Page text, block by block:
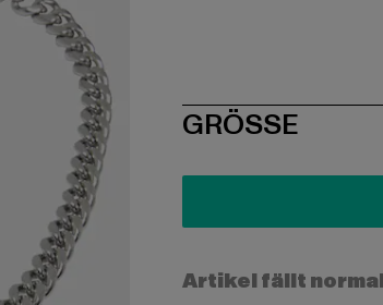
SIZE
GRÖSSE
Artikel fällt